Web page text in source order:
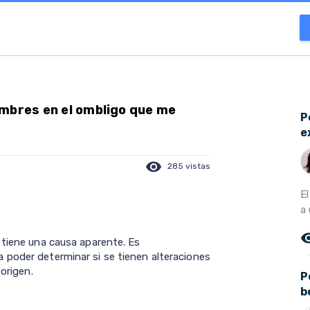
en el ombligo que me
visibility 285 vistas
una causa aparente. Es
poder determinar si se tienen alteraciones
a